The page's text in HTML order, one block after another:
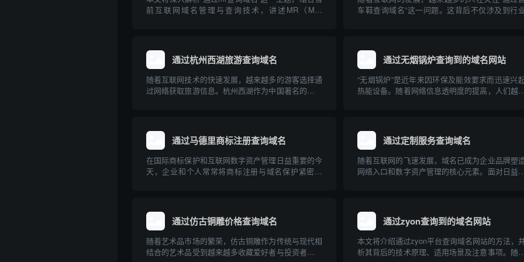
前互联网域名管理与查询技术，讲述MR（Mail
车鞋查询域名”这一问题。这背后不仅涉及到行
及其对自行...
通过杭州西湖旅游查询域名
随着互联网技术的快速发展，越来越多的游客选择通
过网络获取旅游信息。杭州西湖作为中国著名的旅游
通过无烟锅炉查询到的域名网站
“无烟锅炉”是近年来因环保及能效要求而迅速兴
热能设备。随着网络信息透明度的提高，人们越来
了深入科普...
通过马德里商标注册查询域名
在国际商标保护和互联网数字资产管理日益重要的今
天，企业和个人常常将商标注册与域名保护紧密结
如何有效利用...
通过定制服务查询域名
随着互联网的飞速发展，域名已成为企业品牌塑造
网络入口和数字资产管理的核心元素。面对日益激
更高效、...
通过仿古铜雕价格查询域名
随着艺术品市场的繁荣，仿古铜雕作为传统与现代相
结合的艺术品受到越来越多收藏爱好者与投资者的关
通过zyon查询到的域名网站
本文将介绍通过zyon平台查询域名网站的方法，
析其背后的技术原理、适用场景及注意事项。随着